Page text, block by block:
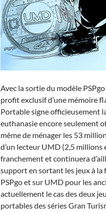
Avec la sortie du modèle
profit exclusif d’une mémoire
Portable signe officieusement
euthanasie encore seulement
même de ménager les 53
d’un lecteur UMD (2,5 millions
franchement et continuera
support en sortant les jeux à
PSPgo et sur UMD pour les
actuellement le cas des deux
portables des séries Gran